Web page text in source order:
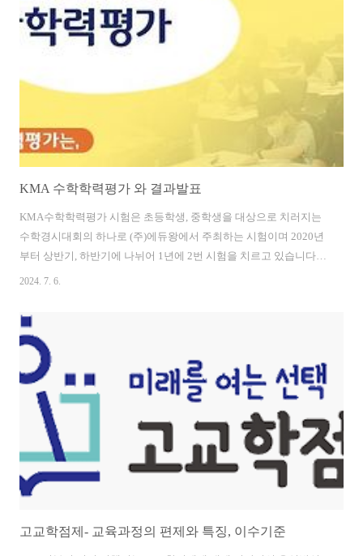
의 지원자의 성적순으로 합격 불합격을 결정합니다. 경기도 고교
평준화 지역 9개 학군 12개 지역 9개 학군 12개 지역 - 수원시(수원
학군), 성남시(성남학군), 안양권(안양권 학군 : 안양시, 과천시, 군포
시, 의왕시), 부천시(부천학군), 고양시(고양학군), 광명시(광명..
KMA 수학학력평가 와 결과발표
KMA수학학력평가 시험은 초등학생, 중학생을 대상으로 치러지는
수학경시대회의 하나로 (주)에듀왕에서 주최하는 시험이며 2020년
부터 상반기, 하반기에 나뉘어 1년에 2번 시험을 치르고 있습니다.
에듀왕은 초등학생 수학문제집 중 하나인 왕수학 시리즈를 출간하
공감시리즈 등 수학 문제집이 있습니다. KMA 수학학력평가는 연계
된 고사장에서 치러지며 결과는 홈페이지를 통해 발표됩니다. 오늘
은 KMA수학학력평가에 대해 자세히 알아보겠습니다. KMA 수학학
력평가 홈페이지 https://www.kma-e.com/ 한국수학학력평가KMA
한국수학학력평가 초중등 수학학력평가,예상문제,대회소개,온라인
접수www.kma-e.com KMA 수학학력평가 특징과 목..
2024. 7. 6.
고교학점제- 교육과정의 편제와 특징, 이수기준